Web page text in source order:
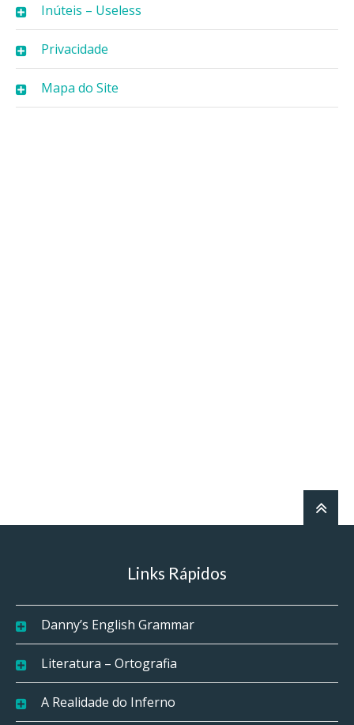
Inúteis – Useless
Privacidade
Mapa do Site
Links Rápidos
Danny’s English Grammar
Literatura – Ortografia
A Realidade do Inferno